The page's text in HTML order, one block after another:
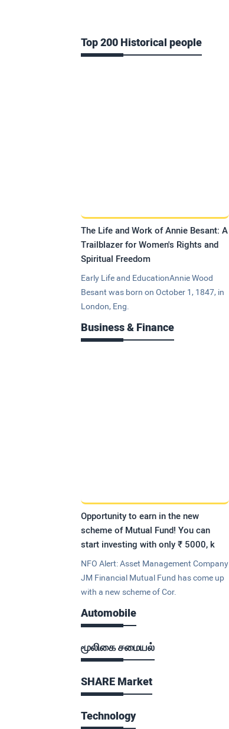
Top 200 Historical people
The Life and Work of Annie Besant: A
Trailblazer for Women's Rights and
Spiritual Freedom
Early Life and EducationAnnie Wood
Besant was born on October 1, 1847, in
London, Eng.
Business & Finance
Opportunity to earn in the new
scheme of Mutual Fund! You can
start investing with only ₹ 5000, k
NFO Alert: Asset Management Company
JM Financial Mutual Fund has come up
with a new scheme of Cor.
Automobile
மூலிகை சமையல்
SHARE Market
Technology